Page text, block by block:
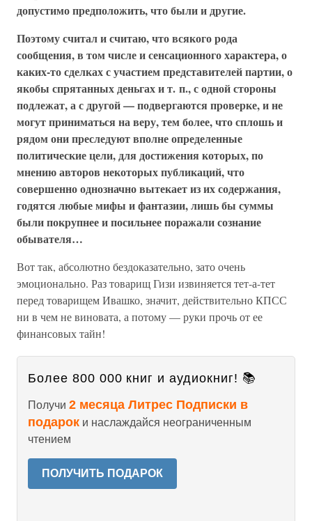
допустимо предположить, что были и другие.
Поэтому считал и считаю, что всякого рода
сообщения, в том числе и сенсационного характера, о
каких-то сделках с участием представителей партии, о
якобы спрятанных деньгах и т. п., с одной стороны
подлежат, а с другой — подвергаются проверке, и не
могут приниматься на веру, тем более, что сплошь и
рядом они преследуют вполне определенные
политические цели, для достижения которых, по
мнению авторов некоторых публикаций, что
совершенно однозначно вытекает из их содержания,
годятся любые мифы и фантазии, лишь бы суммы
были покрупнее и посильнее поражали сознание
обывателя…
Вот так, абсолютно бездоказательно, зато очень
эмоционально. Раз товарищ Гизи извиняется тет-а-тет
перед товарищем Ивашко, значит, действительно КПСС
ни в чем не виновата, а потому — руки прочь от ее
финансовых тайн!
Более 800 000 книг и аудиокниг! 📚
Получи 2 месяца Литрес Подписки в
подарок и наслаждайся неограниченным
чтением
ПОЛУЧИТЬ ПОДАРОК